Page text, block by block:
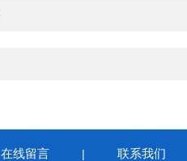
在线留言 | 联系我们